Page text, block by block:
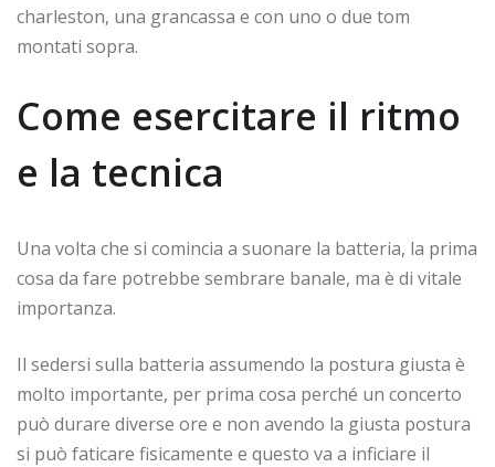
charleston, una grancassa e con uno o due tom
montati sopra.
Come esercitare il ritmo
e la tecnica
Una volta che si comincia a suonare la batteria, la prima
cosa da fare potrebbe sembrare banale, ma è di vitale
importanza.
Il sedersi sulla batteria assumendo la postura giusta è
molto importante, per prima cosa perché un concerto
può durare diverse ore e non avendo la giusta postura
si può faticare fisicamente e questo va a inficiare il